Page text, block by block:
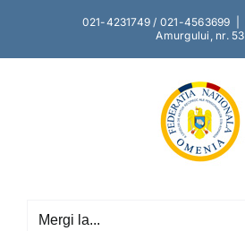
content
021-4231749 / 021-4563699
Amurgului, nr. 53
Mergi la...